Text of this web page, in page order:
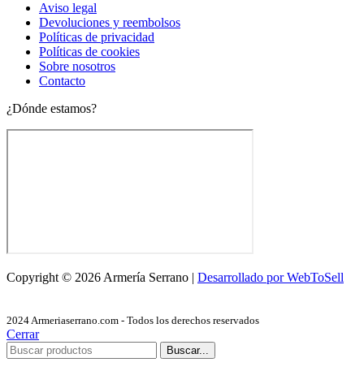
Aviso legal
Devoluciones y reembolsos
Políticas de privacidad
Políticas de cookies
Sobre nosotros
Contacto
¿Dónde estamos?
Copyright © 2026 Armería Serrano | Desarrollado por WebToSell
2024 Armeriaserrano.com - Todos los derechos reservados
Cerrar
Buscar...